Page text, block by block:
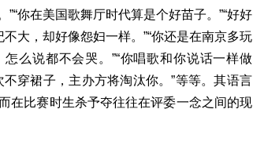
你在美国歌舞厅时代算是个好苗子。”“好好
大，却好像怨妇一样。”“你还是在南京多玩
么说都不会哭。”“你唱歌和你说话一样做
不穿裙子，主办方将淘汰你。”等等。其语言
在比赛时生杀予夺往往在评委一念之间的现